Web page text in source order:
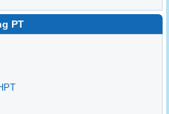
TH K6, THCS K6, THPT K6
cấp chứng nhận khóa 4 năm 2025
dạy đại học, cao đẳng, trung cấp
BDNVSP TH K5, THCS K5, THPT
PT